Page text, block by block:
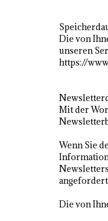
Die von
unseren
https://
Mit der
Wenn Sie
Die von